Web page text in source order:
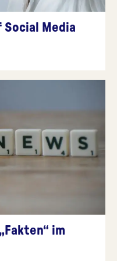
Media
im